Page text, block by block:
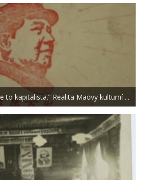
to kapitalista.” Realita Maovy kulturní ...